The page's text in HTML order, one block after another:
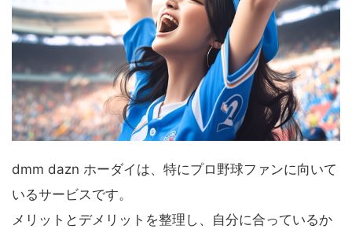
dmm dazn ホーダイは、特にプロ野球ファンに向いて
いるサービスです。
メリットとデメリットを整理し、自分に合っているか